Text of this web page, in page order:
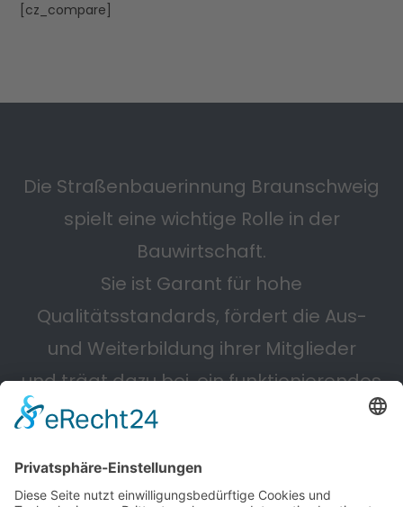
[cz_compare]
Die Straßenbauerinnung Braunschweig
spielt eine wichtige Rolle in der
Bauwirtschaft.
Sie ist Garant für hohe
Qualitätsstandards, fördert die Aus-
und Weiterbildung ihrer Mitglieder
und trägt dazu bei, ein funktionierendes
Straßennetz zu erhalten.